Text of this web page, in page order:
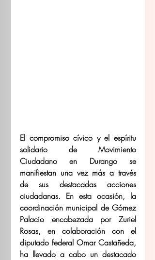
El compromiso cívico y el espíritu
solidario de Movimiento
Ciudadano en Durango se
manifiestan una vez más a través
de sus destacadas acciones
ciudadanas. En esta ocasión, la
coordinación municipal de Gómez
Palacio encabezada por Zuriel
Rosas, en colaboración con el
diputado federal Omar Castañeda,
ha llevado a cabo un destacado